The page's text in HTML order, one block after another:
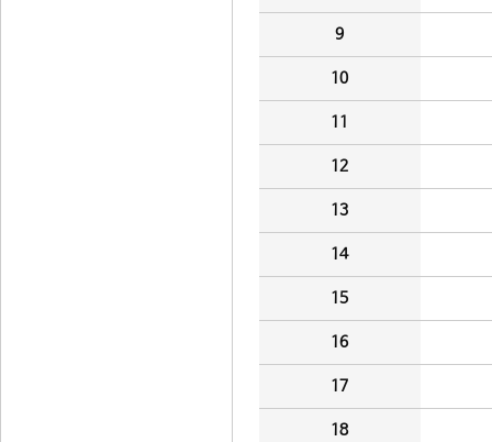
9
10
11
12
13
14
15
16
17
18